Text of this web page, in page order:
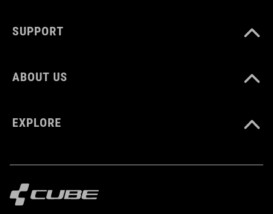
SUPPORT
ABOUT US
EXPLORE